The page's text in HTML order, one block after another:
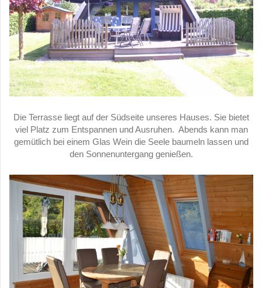
Die Terrasse liegt auf der Südseite unseres Hauses. Sie bietet
viel Platz zum Entspannen und Ausruhen. Abends kann man
gemütlich bei einem Glas Wein die Seele baumeln lassen und
den Sonnenuntergang genießen.